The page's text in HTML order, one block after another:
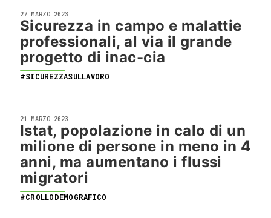
27 MARZO 2023
Sicurezza in campo e malattie
professionali, al via il grande
progetto di inac-cia
#SICUREZZASULLAVORO
21 MARZO 2023
Istat, popolazione in calo di un
milione di persone in meno in 4
anni, ma aumentano i flussi
migratori
#CROLLODEMOGRAFICO